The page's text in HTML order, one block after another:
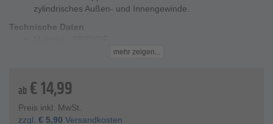
zylindrisches Außen- und Innengewinde.
Technische Daten
Außengewinde - G 1/4" bis G 1"
SW - 17 bis 43 mm
bis +140 °C
mehr zeigen...
ab €14,99
Preis inkl. MwSt.
zzgl. € 5,90 Versandkosten